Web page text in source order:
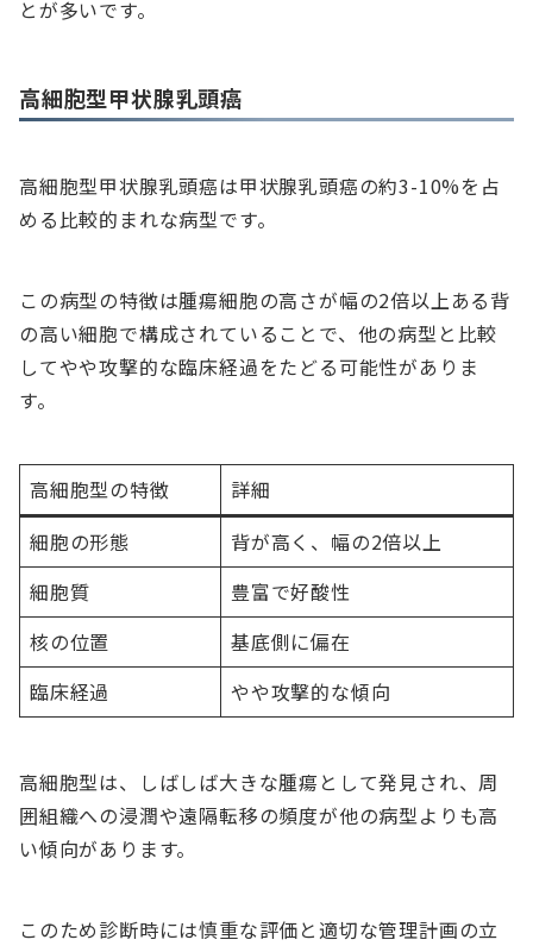
とが多いです。
高細胞型甲状腺乳頭癌
高細胞型甲状腺乳頭癌は甲状腺乳頭癌の約3-10%を占
める比較的まれな病型です。
この病型の特徴は腫瘍細胞の高さが幅の2倍以上ある背
の高い細胞で構成されていることで、他の病型と比較
してやや攻撃的な臨床経過をたどる可能性がありま
す。
高細胞型の特徴
詳細
細胞の形態
背が高く、幅の2倍以上
細胞質
豊富で好酸性
核の位置
基底側に偏在
臨床経過
やや攻撃的な傾向
高細胞型は、しばしば大きな腫瘍として発見され、周
囲組織への浸潤や遠隔転移の頻度が他の病型よりも高
い傾向があります。
このため診断時には慎重な評価と適切な管理計画の立